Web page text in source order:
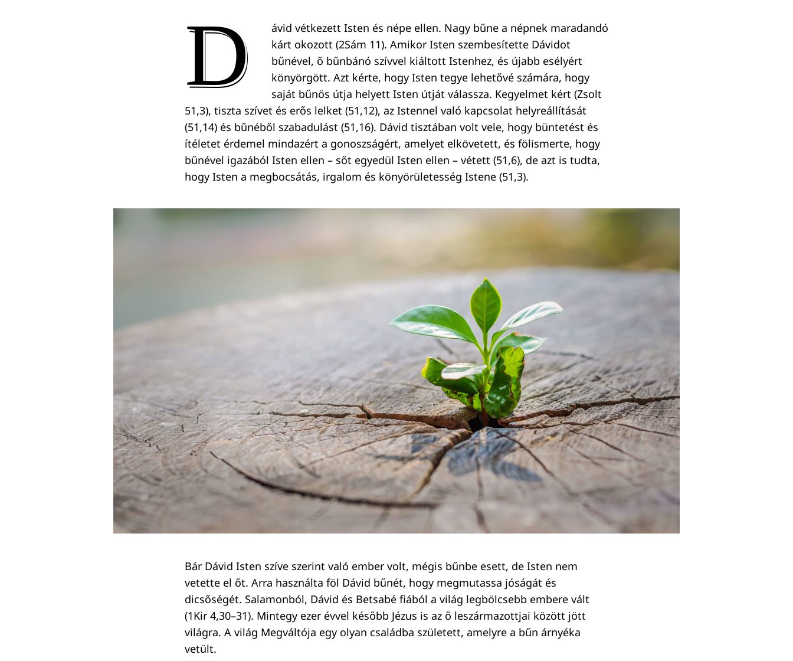
D
ávid vétkezett Isten és népe ellen. Nagy bűne a népnek maradandó
kárt okozott (2Sám 11). Amikor Isten szembesítette Dávidot
bűnével, ő bűnbánó szívvel kiáltott Istenhez, és újabb esélyért
könyörgött. Azt kérte, hogy Isten tegye lehetővé számára, hogy
saját bűnös útja helyett Isten útját válassza. Kegyelmet kért (Zsolt
51,3), tiszta szívet és erős lelket (51,12), az Istennel való kapcsolat helyreállítását
(51,14) és bűnéből szabadulást (51,16). Dávid tisztában volt vele, hogy büntetést és
ítéletet érdemel mindazért a gonoszságért, amelyet elkövetett, és fölismerte, hogy
bűnével igazából Isten ellen – sőt egyedül Isten ellen – vétett (51,6), de azt is tudta,
hogy Isten a megbocsátás, irgalom és könyörületesség Istene (51,3).
Bár Dávid Isten szíve szerint való ember volt, mégis bűnbe esett, de Isten nem
vetette el őt. Arra használta föl Dávid bűnét, hogy megmutassa jóságát és
dicsőségét. Salamonból, Dávid és Betsabé fiából a világ legbölcsebb embere vált
(1Kir 4,30–31). Mintegy ezer évvel később Jézus is az ő leszármazottjai között jött
világra. A világ Megváltója egy olyan családba született, amelyre a bűn árnyéka
vetült.